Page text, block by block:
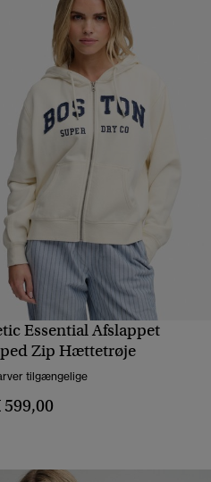
HURTIGVISNING
Essential Afslappet
Zip Hættetrøje
tilgængelige